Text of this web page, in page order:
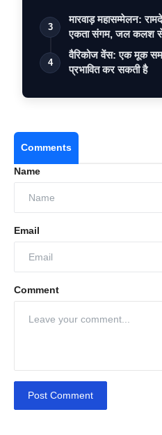
3
मारवाड़ महासम्मेलन:
एकता संगम, जल कलश
4
वैरिकोज वेंस: एक मूक
प्रभावित कर सकती है
Comments
Name
Email
Comment
Post Comment